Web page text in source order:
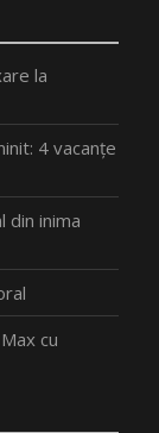
la
4 vacanțe
din inima
cu